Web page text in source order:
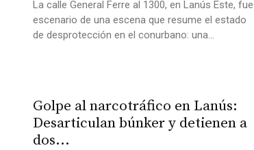
La calle General Ferre al 1300, en Lanús Este, fue
escenario de una escena que resume el estado
de desprotección en el conurbano: una...
Golpe al narcotráfico en Lanús:
Desarticulan búnker y detienen a
dos...